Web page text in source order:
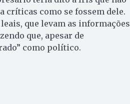
críticas como se fossem dele.
que levam as informações
que, apesar de
como político.